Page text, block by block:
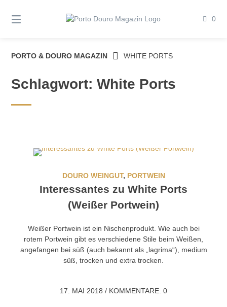
zum
Inhalt
0
PORTO & DOURO MAGAZIN WHITE PORTS
Schlagwort:White Ports
DOURO WEINGUT, PORTWEIN
Interessantes zu White Ports
(Weißer Portwein)
Weißer Portwein ist ein Nischenprodukt. Wie auch bei
rotem Portwein gibt es verschiedene Stile beim Weißen,
angefangen bei süß (auch bekannt als „lagrima“), medium
süß, trocken und extra trocken.
17. MAI 2018 / KOMMENTARE: 0